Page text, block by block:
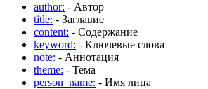
author: - Автор
title: - Заглавие
content: - Содержание
keyword: - Ключевые слова
note: - Аннотация
theme: - Тема
person_name: - Имя лица